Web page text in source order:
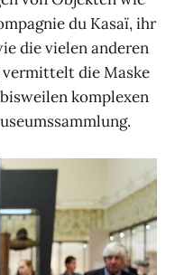
du Kasaï, ihr
die vielen anderen
vermittelt die Maske
komplexen